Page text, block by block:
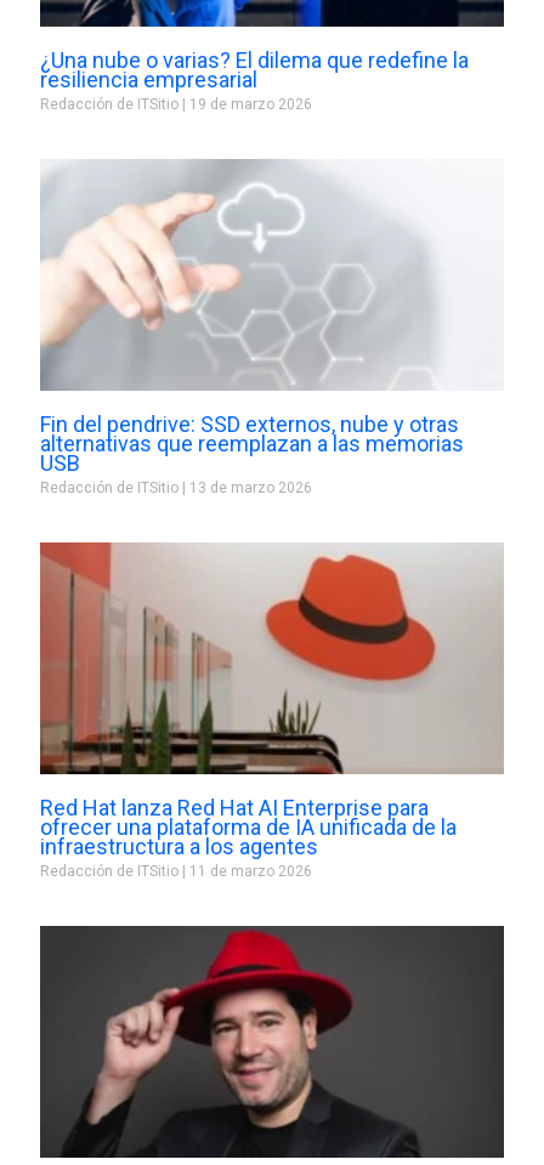
¿Una nube o varias? El dilema que redefine la
resiliencia empresarial
Redacción de ITSitio 19 de marzo 2026
Fin del pendrive: SSD externos, nube y otras
alternativas que reemplazan a las memorias
USB
Redacción de ITSitio 13 de marzo 2026
Red Hat lanza Red Hat AI Enterprise para
ofrecer una plataforma de IA unificada de la
infraestructura a los agentes
Redacción de ITSitio 11 de marzo 2026